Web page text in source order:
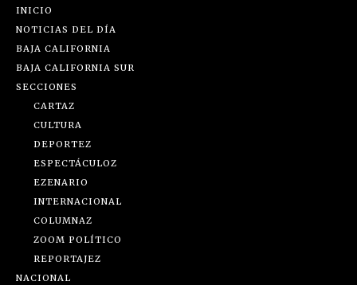
INICIO
NOTICIAS DEL DÍA
BAJA CALIFORNIA
BAJA CALIFORNIA SUR
SECCIONES
CARTAZ
CULTURA
DEPORTEZ
ESPECTÁCULOZ
EZENARIO
INTERNACIONAL
COLUMNAZ
ZOOM POLÍTICO
REPORTAJEZ
NACIONAL